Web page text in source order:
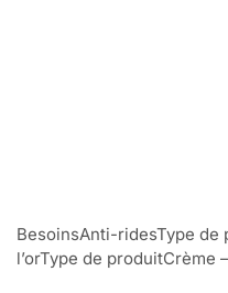
BesoinsAnti-ridesType
l’orType de produitCrème